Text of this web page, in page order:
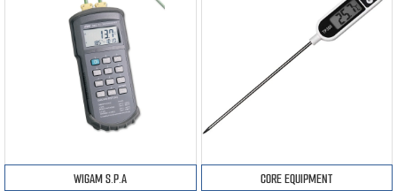
WIGAM S.P.A CORE EQUIPMENT